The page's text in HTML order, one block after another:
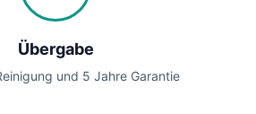
Übergabe
und 5 Jahre Garantie